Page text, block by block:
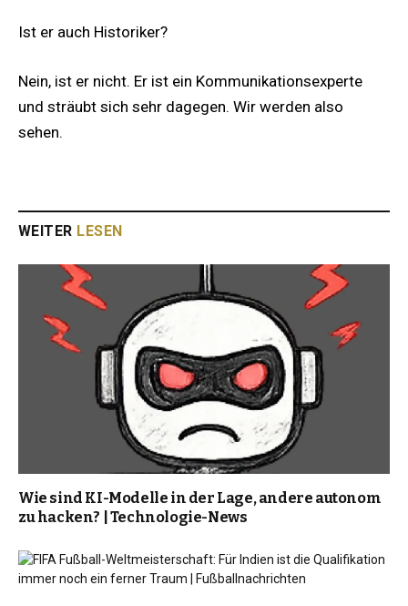
Ist er auch Historiker?
Nein, ist er nicht. Er ist ein Kommunikationsexperte
und sträubt sich sehr dagegen. Wir werden also
sehen.
WEITER LESEN
Wie sind KI-Modelle in der Lage, andere autonom
zu hacken? | Technologie-News